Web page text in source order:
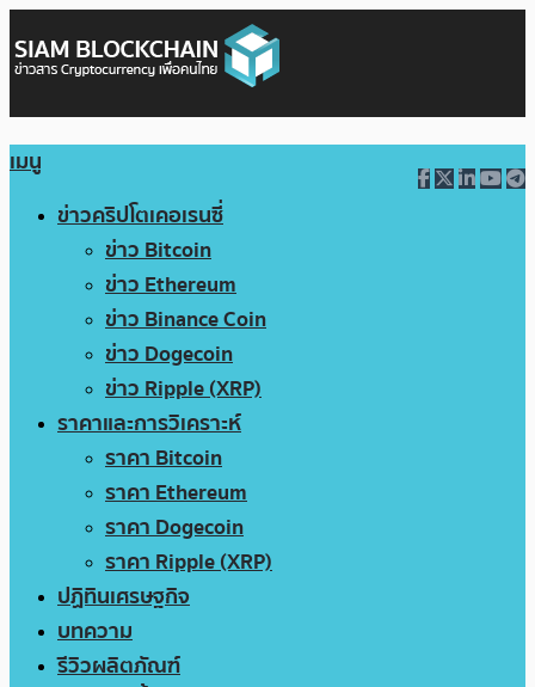
เมนู
ข่าวคริปโตเคอเรนซี่
ข่าว Bitcoin
ข่าว Ethereum
ข่าว Binance Coin
ข่าว Dogecoin
ข่าว Ripple (XRP)
ราคาและการวิเคราะห์
ราคา Bitcoin
ราคา Ethereum
ราคา Dogecoin
ราคา Ripple (XRP)
ปฏิทินเศรษฐกิจ
บทความ
รีวิวผลิตภัณฑ์